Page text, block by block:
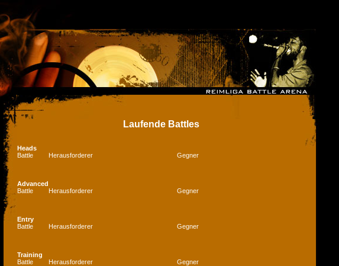
Laufende Battles
Heads
Battle
Herausforderer Gegner
Advanced
Battle
Herausforderer Gegner
Entry
Battle
Herausforderer Gegner
Training
Battle
Herausforderer Gegner